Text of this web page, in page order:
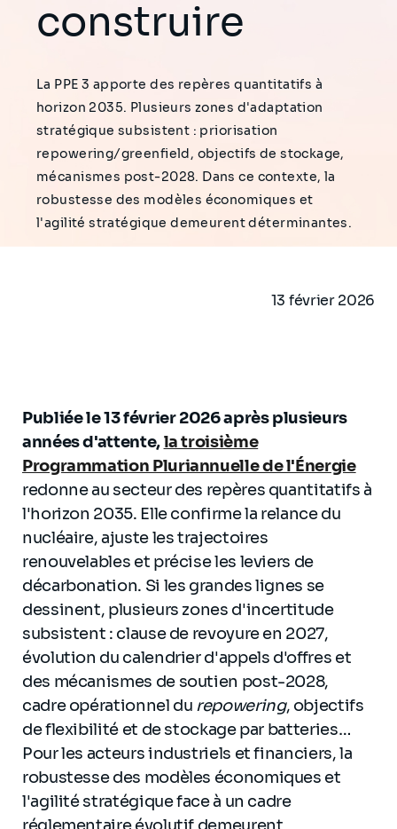
construire
La PPE 3 apporte des repères quantitatifs à
horizon 2035. Plusieurs zones d'adaptation
stratégique subsistent : priorisation
repowering/greenfield, objectifs de stockage,
mécanismes post-2028. Dans ce contexte, la
robustesse des modèles économiques et
l'agilité stratégique demeurent déterminantes.
13 février 2026
Publiée le 13 février 2026 après plusieurs
années d'attente,la troisième
Programmation Pluriannuelle de l'Énergie
redonne au secteur des repères quantitatifs à
l'horizon 2035. Elle confirme la relance du
nucléaire, ajuste les trajectoires
renouvelables et précise les leviers de
décarbonation. Si les grandes lignes se
dessinent, plusieurs zones d'incertitude
subsistent : clause de revoyure en 2027,
évolution du calendrier d'appels d'offres et
des mécanismes de soutien post-2028,
cadre opérationnel du repowering, objectifs
de flexibilité et de stockage par batteries…
Pour les acteurs industriels et financiers, la
robustesse des modèles économiques et
l'agilité stratégique face à un cadre